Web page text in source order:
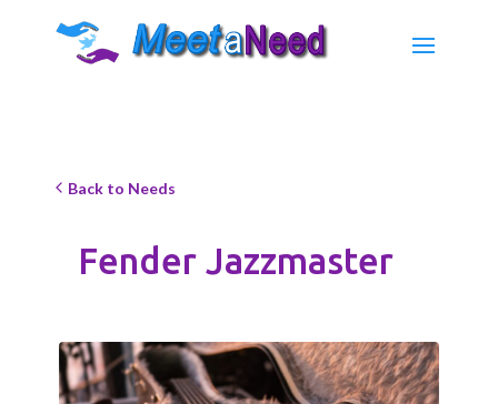
Back to Needs
Fender Jazzmaster